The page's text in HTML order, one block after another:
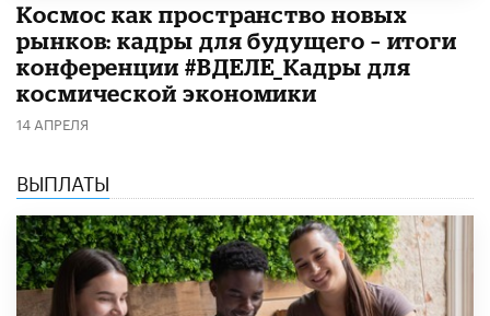
Космос как пространство новых
рынков: кадры для будущего – итоги
конференции #ВДЕЛЕ_Кадры для
космической экономики
14 АПРЕЛЯ
ВЫПЛАТЫ